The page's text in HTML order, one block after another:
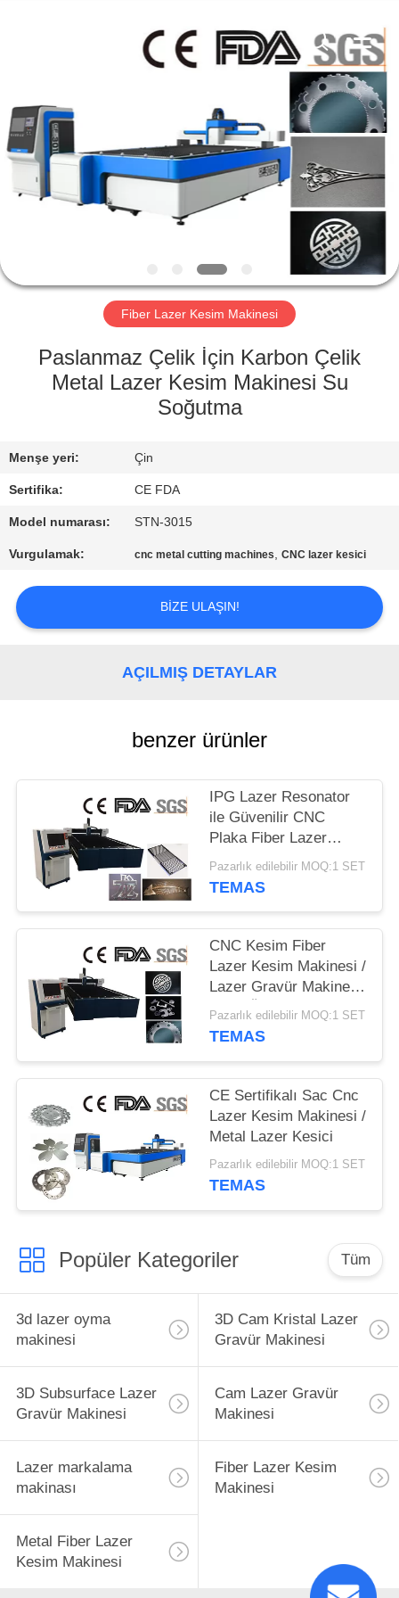
SAYFA
ÜRÜNLER
FABRIKA
KALITE
BIZE
ULAŞIN
TEKLIF
SITE
Fiber Lazer Kesim Makinesi
Paslanmaz Çelik İçin Karbon Çelik
Metal Lazer Kesim Makinesi Su
Soğutma
Menşe yeri: Çin
Sertifika: CE FDA
Model numarası: STN-3015
Vurgulamak: cnc metal cutting machines,CNC lazer kesici
BIZE ULAŞIN!
AÇILMIŞ DETAYLAR
benzer ürünler
IPG Lazer Resonator
ile Güvenilir CNC
Plaka Fiber Lazer
Kesim Makinesi
Pazarlık edilebilir MOQ:1 SET
TEMAS
CNC Kesim Fiber
Lazer Kesim Makinesi /
Lazer Gravür Makinesi
Uzun Ömürlü Zaman
Pazarlık edilebilir MOQ:1 SET
TEMAS
CE Sertifikalı Sac Cnc
Lazer Kesim Makinesi /
Metal Lazer Kesici
Pazarlık edilebilir MOQ:1 SET
TEMAS
Popüler Kategoriler Tüm
3d lazer oyma
makinesi
3D Cam Kristal Lazer
Gravür Makinesi
3D Subsurface Lazer
Gravür Makinesi
Cam Lazer Gravür
Makinesi
Lazer markalama
makinası
Fiber Lazer Kesim
Makinesi
Metal Fiber Lazer
Kesim Makinesi